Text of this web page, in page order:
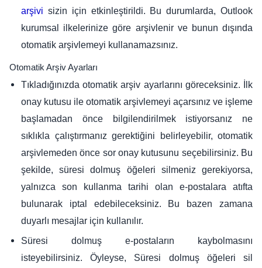
arşivi sizin için etkinleştirildi. Bu durumlarda, Outlook
kurumsal ilkelerinize göre arşivlenir ve bunun dışında
otomatik arşivlemeyi kullanamazsınız.
Otomatik Arşiv Ayarları
Tıkladığınızda otomatik arşiv ayarlarını göreceksiniz. İlk
onay kutusu ile otomatik arşivlemeyi açarsınız ve işleme
başlamadan önce bilgilendirilmek istiyorsanız ne
sıklıkla çalıştırmanız gerektiğini belirleyebilir, otomatik
arşivlemeden önce sor onay kutusunu seçebilirsiniz. Bu
şekilde, süresi dolmuş öğeleri silmeniz gerekiyorsa,
yalnızca son kullanma tarihi olan e-postalara atıfta
bulunarak iptal edebileceksiniz. Bu bazen zamana
duyarlı mesajlar için kullanılır.
Süresi dolmuş e-postaların kaybolmasını
isteyebilirsiniz. Öyleyse, Süresi dolmuş öğeleri sil